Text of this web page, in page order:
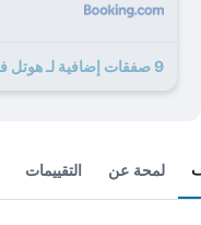
9 صفقات إضافية لـ هوتل فيني
لمحة عن التقييمات